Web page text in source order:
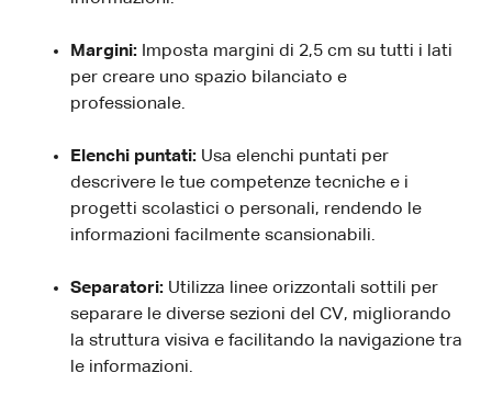
Margini: Imposta margini di 2,5 cm su tutti i lati
per creare uno spazio bilanciato e
professionale.
Elenchi puntati: Usa elenchi puntati per
descrivere le tue competenze tecniche e i
progetti scolastici o personali, rendendo le
informazioni facilmente scansionabili.
Separatori: Utilizza linee orizzontali sottili per
separare le diverse sezioni del CV, migliorando
la struttura visiva e facilitando la navigazione tra
le informazioni.